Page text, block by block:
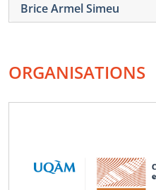
Brice Armel Simeu
ORGANISATIONS